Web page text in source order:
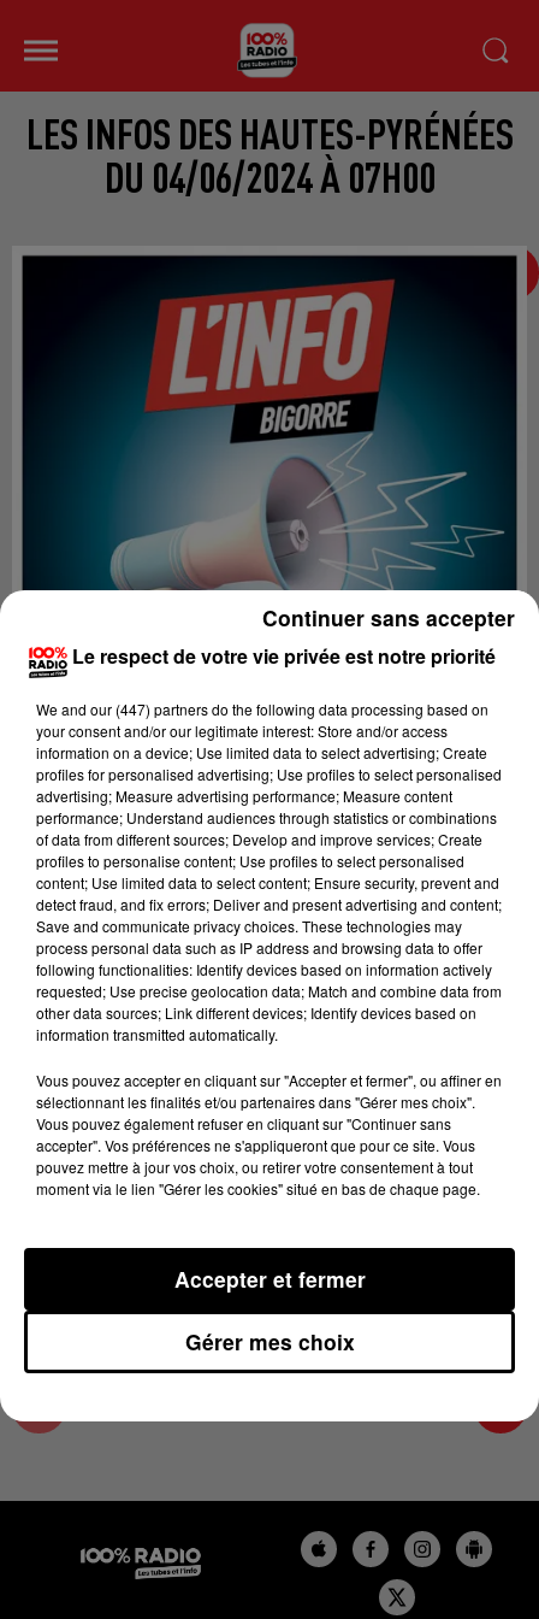
LES INFOS DES HAUTES-PYRÉNÉES
DU 04/06/2024 À 07H00
Lecture (4 min 25 sec)
100%
100% Radio les infos des Hautes-Pyrénées
4 juin 2024 - 4 min 25 sec
LES INFOS DES HAUTES-PYRÉNÉES DU
04/06/2024 À 07H00
Podcasts infos des Hautes-Pyrénées
Le respect de votre vie privée est notre priorité
We and our (447) partnersdo the following data processing based on
your consent and/or our legitimate interest: Store and/or access
information on a device; Use limited data to select advertising; Create
profiles for personalised advertising; Use profiles to select personalised
advertising; Measure advertising performance; Measure content
performance; Understand audiences through statistics or combinations
of data from different sources; Develop and improve services; Create
profiles to personalise content; Use profiles to select personalised
content; Use limited data to select content; Ensure security, prevent and
detect fraud, and fix errors; Deliver and present advertising and content;
Save and communicate privacy choices. These technologies may
process personal data such as IP address and browsing data to offer
following functionalities: Identify devices based on information actively
requested; Use precise geolocation data; Match and combine data from
other data sources; Link different devices; Identify devices based on
information transmitted automatically.
Vous pouvez accepter en cliquant sur "Accepter et fermer", ou affiner en
sélectionnant les finalités et/ou partenaires dans "Gérer mes choix".
Vous pouvez également refuser en cliquant sur "Continuer sans
accepter". Vos préférences ne s'appliqueront que pour ce site. Vous
pouvez mettre à jour vos choix, ou retirer votre consentement à tout
moment via le lien "Gérer les cookies" situé en bas de chaque page.
Gérer mes choix
Accepter et fermer
Continuer sans accepter